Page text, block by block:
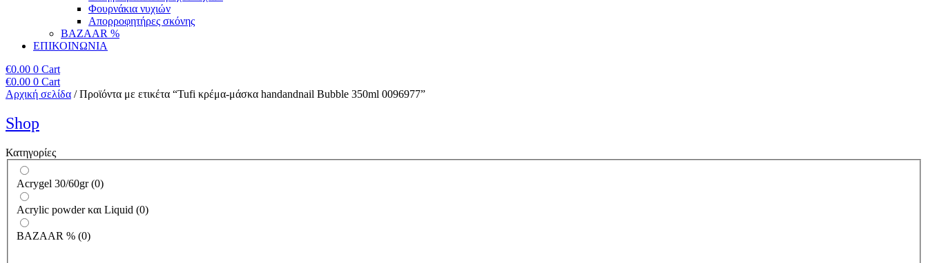
Φουρνάκια νυχιών
Απορροφητήρες σκόνης
BAZAAR %
ΕΠΙΚΟΙΝΩΝΙΑ
€0.00 0 Cart
€0.00 0 Cart
Αρχική σελίδα / Προϊόντα με ετικέτα “Tufi κρέμα-μάσκα handandnail Bubble 350ml 0096977”
Shop
Κατηγορίες
Acrygel 30/60gr (0)
Acrylic powder και Liquid (0)
BAZAAR % (0)